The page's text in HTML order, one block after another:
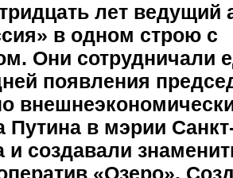
лет ведущий
в одном строю с
Они сотрудничали
появления
Путина в мэрии
и создавали
«Озеро».